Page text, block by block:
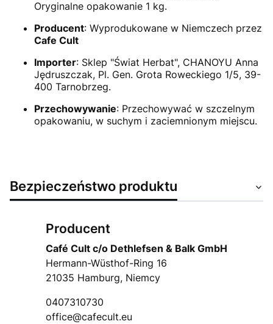
Oryginalne opakowanie 1 kg.
Producent: Wyprodukowane w Niemczech przez
Cafe Cult
Importer: Sklep "Świat Herbat", CHANOYU Anna
Jędruszczak, Pl. Gen. Grota Roweckiego 1/5, 39-
400 Tarnobrzeg.
Przechowywanie: Przechowywać w szczelnym
opakowaniu, w suchym i zaciemnionym miejscu.
Bezpieczeństwo produktu
Producent
Café Cult c/o Dethlefsen & Balk GmbH
Hermann-Wüsthof-Ring 16
21035 Hamburg, Niemcy
0407310730
office@cafecult.eu